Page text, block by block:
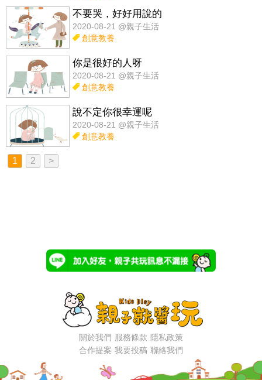
不要哭，好好用說的
2020-08-21 @親子生活
創意教養
你是很好的人呀
2020-08-21 @親子生活
創意教養
說不定你很幸運呢
2020-08-21 @親子生活
創意教養
1 2 >
關於我們 服務條款 隱私政策
合作提案 我要投稿 聯絡我們